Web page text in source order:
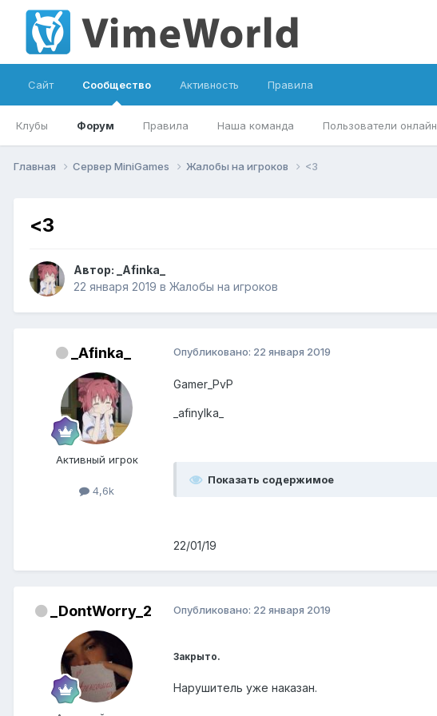
Сайт Сообщество
Клубы Форум Правила Наша команда Пользователи онлайн
Активность Правила
Главная Сервер MiniGames Жалобы на игроков <3
<3
Автор:
_Afinka_
22 января 2019 в Жалобы на игроков
_Afinka_
Активный игрок
4,6k
Опубликовано: 22 января 2019
Gamer_PvP
_afinylka_
Показать содержимое
22/01/19
_DontWorry_2 Опубликовано: 22 января 2019
Закрыто.
Нарушитель уже наказан.